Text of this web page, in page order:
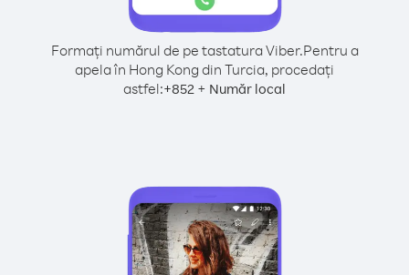
Formați numărul de pe tastatura Viber.Pentru a
apela în Hong Kong din Turcia, procedați
astfel:+852 + Număr local